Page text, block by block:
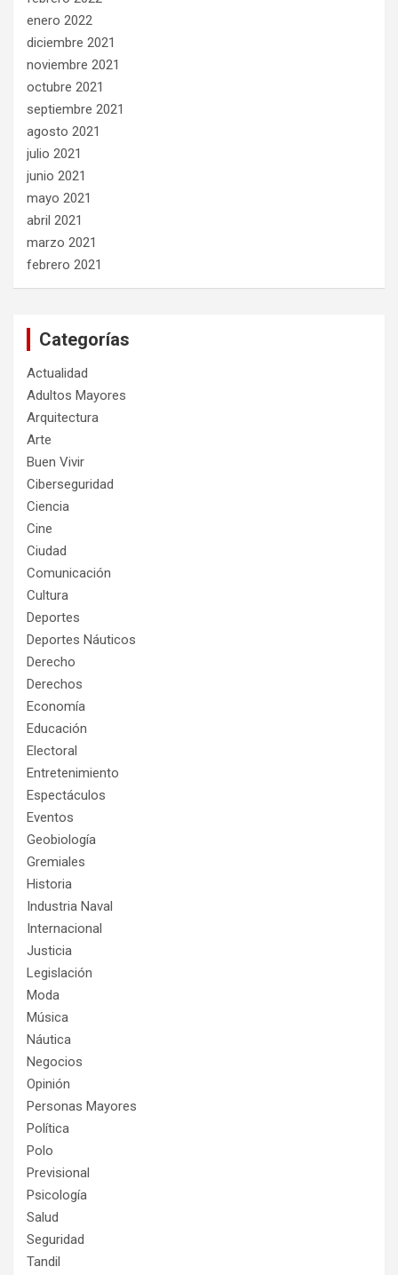
enero 2022
diciembre 2021
noviembre 2021
octubre 2021
septiembre 2021
agosto 2021
julio 2021
junio 2021
mayo 2021
abril 2021
marzo 2021
febrero 2021
Categorías
Actualidad
Adultos Mayores
Arquitectura
Arte
Buen Vivir
Ciberseguridad
Ciencia
Cine
Ciudad
Comunicación
Cultura
Deportes
Deportes Náuticos
Derecho
Derechos
Economía
Educación
Electoral
Entretenimiento
Espectáculos
Eventos
Geobiología
Gremiales
Historia
Industria Naval
Internacional
Justicia
Legislación
Moda
Música
Náutica
Negocios
Opinión
Personas Mayores
Política
Polo
Previsional
Psicología
Salud
Seguridad
Tandil